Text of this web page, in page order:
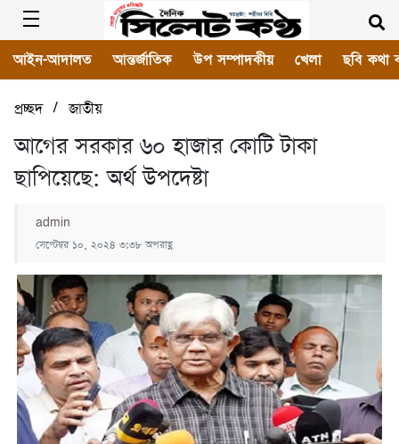
আইন-আদালত আন্তর্জাতিক উপ সম্পাদকীয় খেলা ছবি কথা
প্রচ্ছদ/জাতীয়
আগের সরকার ৬০ হাজার কোটি টাকা
ছাপিয়েছে: অর্থ উপদেষ্টা
admin
সেপ্টেম্বর ১০, ২০২৪ ৩:৩৮ অপরাহ্ণ